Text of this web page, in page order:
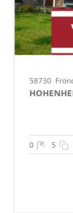
58730
0 5